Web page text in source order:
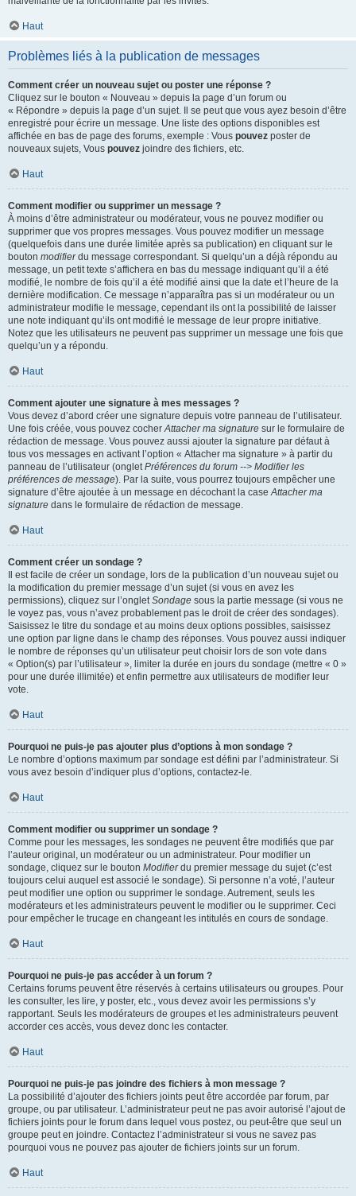
Haut
Problèmes liés à la publication de messages
Comment créer un nouveau sujet ou poster une réponse ?
Cliquez sur le bouton « Nouveau » depuis la page d’un forum ou
« Répondre » depuis la page d’un sujet. Il se peut que vous ayez besoin d’être
enregistré pour écrire un message. Une liste des options disponibles est
affichée en bas de page des forums, exemple : Vous pouvez poster de
nouveaux sujets, Vous pouvez joindre des fichiers, etc.
Haut
Comment modifier ou supprimer un message ?
À moins d’être administrateur ou modérateur, vous ne pouvez modifier ou
supprimer que vos propres messages. Vous pouvez modifier un message
(quelquefois dans une durée limitée après sa publication) en cliquant sur le
bouton modifierdu message correspondant. Si quelqu’un a déjà répondu au
message, un petit texte s’affichera en bas du message indiquant qu’il a été
modifié, le nombre de fois qu’il a été modifié ainsi que la date et l’heure de la
dernière modification. Ce message n’apparaîtra pas si un modérateur ou un
administrateur modifie le message, cependant ils ont la possibilité de laisser
une note indiquant qu’ils ont modifié le message de leur propre initiative.
Notez que les utilisateurs ne peuvent pas supprimer un message une fois que
quelqu’un y a répondu.
Haut
Comment ajouter une signature à mes messages ?
Vous devez d’abord créer une signature depuis votre panneau de l’utilisateur.
Une fois créée, vous pouvez cocherAttacher ma signature sur le formulaire de
rédaction de message. Vous pouvez aussi ajouter la signature par défaut à
tous vos messages en activant l’option « Attacher ma signature » à partir du
panneau de l’utilisateur (ongletPréférences du forum --> Modifier les
préférences de message). Par la suite, vous pourrez toujours empêcher une
signature d’être ajoutée à un message en décochant la caseAttacher ma
signature dans le formulaire de rédaction de message.
Haut
Comment créer un sondage ?
Il est facile de créer un sondage, lors de la publication d’un nouveau sujet ou
la modification du premier message d’un sujet (si vous en avez les
permissions), cliquez sur l’ongletSondage sous la partie message (si vous ne
le voyez pas, vous n’avez probablement pas le droit de créer des sondages).
Saisissez le titre du sondage et au moins deux options possibles, saisissez
une option par ligne dans le champ des réponses. Vous pouvez aussi indiquer
le nombre de réponses qu’un utilisateur peut choisir lors de son vote dans
« Option(s) par l’utilisateur », limiter la durée en jours du sondage (mettre « 0 »
pour une durée illimitée) et enfin permettre aux utilisateurs de modifier leur
vote.
Haut
Pourquoi ne puis-je pas ajouter plus d’options à mon sondage ?
Le nombre d’options maximum par sondage est défini par l’administrateur. Si
vous avez besoin d’indiquer plus d’options, contactez-le.
Haut
Comment modifier ou supprimer un sondage ?
Comme pour les messages, les sondages ne peuvent être modifiés que par
l’auteur original, un modérateur ou un administrateur. Pour modifier un
sondage, cliquez sur le bouton Modifierdu premier message du sujet (c’est
toujours celui auquel est associé le sondage). Si personne n’a voté, l’auteur
peut modifier une option ou supprimer le sondage. Autrement, seuls les
modérateurs et les administrateurs peuvent le modifier ou le supprimer. Ceci
pour empêcher le trucage en changeant les intitulés en cours de sondage.
Haut
Pourquoi ne puis-je pas accéder à un forum ?
Certains forums peuvent être réservés à certains utilisateurs ou groupes. Pour
les consulter, les lire, y poster, etc., vous devez avoir les permissions s’y
rapportant. Seuls les modérateurs de groupes et les administrateurs peuvent
accorder ces accès, vous devez donc les contacter.
Haut
Pourquoi ne puis-je pas joindre des fichiers à mon message ?
La possibilité d’ajouter des fichiers joints peut être accordée par forum, par
groupe, ou par utilisateur. L’administrateur peut ne pas avoir autorisé l’ajout de
fichiers joints pour le forum dans lequel vous postez, ou peut-être que seul un
groupe peut en joindre. Contactez l’administrateur si vous ne savez pas
pourquoi vous ne pouvez pas ajouter de fichiers joints sur un forum.
Haut